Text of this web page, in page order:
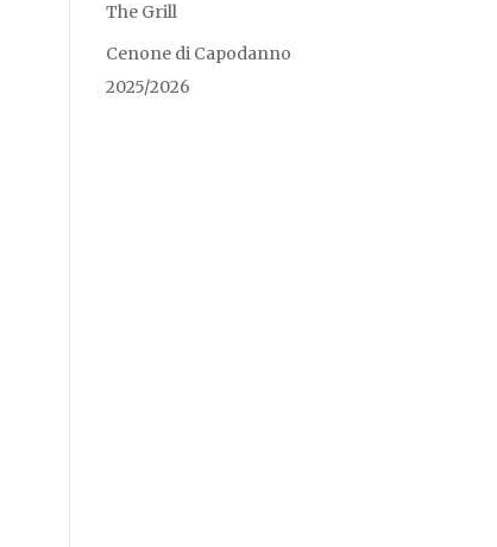
The Grill
Cenone di Capodanno
2025/2026